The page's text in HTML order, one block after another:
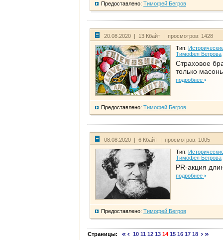
Предоставлено: Тимофей Бегров
20.08.2020 | 13 Кбайт | просмотров: 1428
Тип:
Тимофея Бегрова
Страховое
только
подробнее
Предоставлено: Тимофей Бегров
08.08.2020 | 6 Кбайт | просмотров: 1005
Тип:
Тимофея Бегрова
PR-акция
подробнее
Предоставлено: Тимофей Бегров
Страницы: 10 11 12 13 14 15 16 17 18